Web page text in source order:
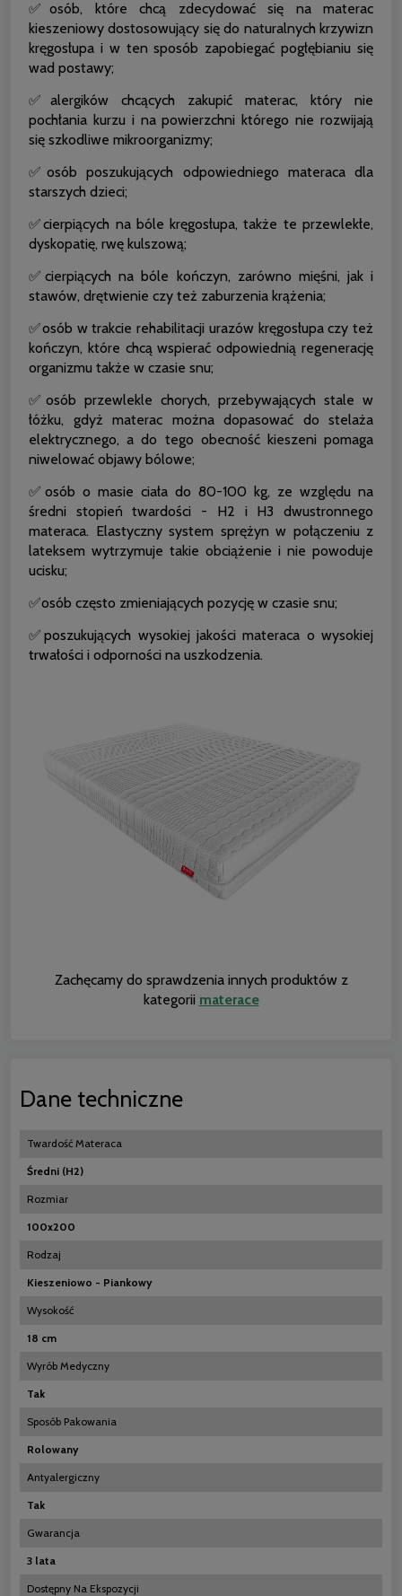
✅osób, które chcą zdecydować się na materac
kieszeniowy dostosowujący się do naturalnych krzywizn
kręgosłupa i w ten sposób zapobiegać pogłębianiu się
wad postawy;
✅alergików chcących zakupić materac, który nie
pochłania kurzu i na powierzchni którego nie rozwijają
się szkodliwe mikroorganizmy;
✅osób poszukujących odpowiedniego materaca dla
starszych dzieci;
✅cierpiących na bóle kręgosłupa, także te przewlekłe,
dyskopatię, rwę kulszową;
✅cierpiących na bóle kończyn, zarówno mięśni, jak i
stawów, drętwienie czy też zaburzenia krążenia;
✅osób w trakcie rehabilitacji urazów kręgosłupa czy też
kończyn, które chcą wspierać odpowiednią regenerację
organizmu także w czasie snu;
✅osób przewlekle chorych, przebywających stale w
łóżku, gdyż materac można dopasować do stelaża
elektrycznego, a do tego obecność kieszeni pomaga
niwelować objawy bólowe;
✅osób o masie ciała do 80-100 kg, ze względu na
średni stopień twardości - H2 i H3 dwustronnego
materaca. Elastyczny system sprężyn w połączeniu z
lateksem wytrzymuje takie obciążenie i nie powoduje
ucisku;
✅osób często zmieniających pozycję w czasie snu;
✅poszukujących wysokiej jakości materaca o wysokiej
trwałości i odporności na uszkodzenia.
Zachęcamy do sprawdzenia innych produktów z
kategorii materace
Dane techniczne
Twardość Materaca
Średni (H2)
Rozmiar
100x200
Rodzaj
Kieszeniowo - Piankowy
Wysokość
18 cm
Wyrób Medyczny
Tak
Sposób Pakowania
Rolowany
Antyalergiczny
Tak
Gwarancja
3 lata
Dostępny Na Ekspozycji